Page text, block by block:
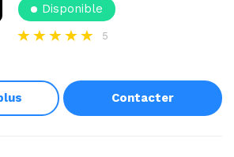
Disponible
5
Contacter